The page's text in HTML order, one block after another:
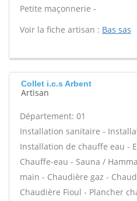
Petite maçonnerie -
Voir la fiche artisan : Bas sas
Collet i.c.s Arbent
Artisan
Département: 01
Installation sanitaire -
Installation de chauffe eau -
Chauffe-eau - Sauna /
main - Chaudière gaz -
Chaudière Fioul - Plancher